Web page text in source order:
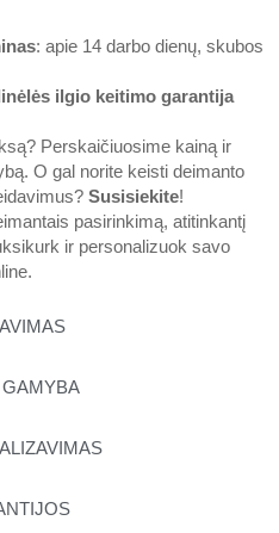
: apie 14 darbo dienų, skubos
ilgio keitimo garantija
Perskaičiuosime kainą ir
O gal norite keisti deimanto
Susisiekite!
pasirinkimą, atitinkantį
ir personalizuok savo
.